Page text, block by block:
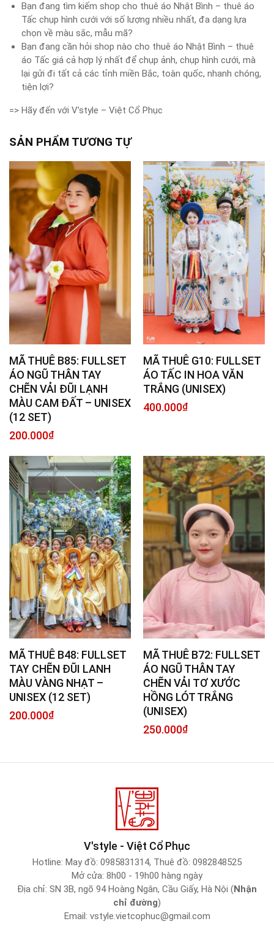
Bạn đang tìm kiếm shop cho thuê áo Nhật Bình – thuê áo
Tấc chụp hình cưới với số lượng nhiều nhất, đa dạng lựa
chọn về màu sắc, mẫu mã?
Bạn đang cần hỏi shop nào cho thuê áo Nhật Bình – thuê
áo Tấc giá cả hợp lý nhất để chụp ảnh, chụp hình cưới, mà
lại gửi đi tất cả các tỉnh miền Bắc, toàn quốc, nhanh chóng,
tiện lợi?
=> Hãy đến với V’style – Việt Cổ Phục
SẢN PHẨM TƯƠNG TỰ
MÃ THUÊ B85: FULLSET
ÁO NGŨ THÂN TAY
CHẼN VẢI ĐŨI LẠNH
MÀU CAM ĐẤT – UNISEX
(12 SET)
200.000₫
MÃ THUÊ G10: FULLSET
ÁO TẤC IN HOA VĂN
TRẮNG (UNISEX)
400.000₫
MÃ THUÊ B48: FULLSET
TAY CHẼN ĐŨI LANH
MÀU VÀNG NHẠT –
UNISEX (12 SET)
200.000₫
MÃ THUÊ B72: FULLSET
ÁO NGŨ THÂN TAY
CHẼN VẢI TƠ XƯỚC
HỒNG LÓT TRẮNG
(UNISEX)
250.000₫
V'style - Việt Cổ Phục
Hotline: May đồ: 0985831314, Thuê đồ: 0982848525
Mở cửa: 8h00 - 19h00 hàng ngày
Địa chỉ: SN 3B, ngõ 94 Hoàng Ngân, Cầu Giấy, Hà Nội (Nhận
chỉ đường)
Email: vstyle.vietcophuc@gmail.com